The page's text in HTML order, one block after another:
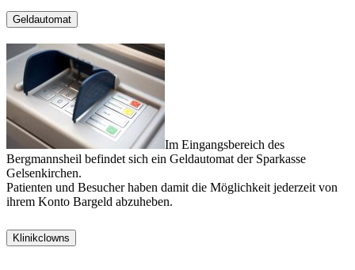
Geldautomat
Im Eingangsbereich des
Bergmannsheil befindet sich ein Geldautomat der Sparkasse
Gelsenkirchen.
Patienten und Besucher haben damit die Möglichkeit jederzeit von
ihrem Konto Bargeld abzuheben.
Klinikclowns